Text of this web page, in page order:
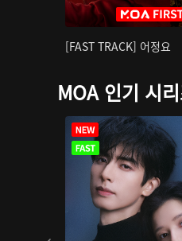
[FAST TRACK] 어정요
MOA 인기 시